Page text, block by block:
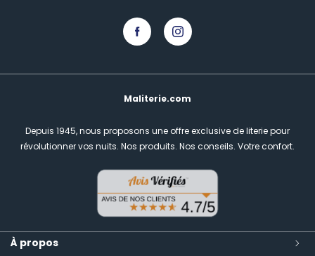
Maliterie.com
Depuis 1945, nous proposons une offre exclusive de literie pour
révolutionner vos nuits. Nos produits. Nos conseils. Votre confort.
À propos